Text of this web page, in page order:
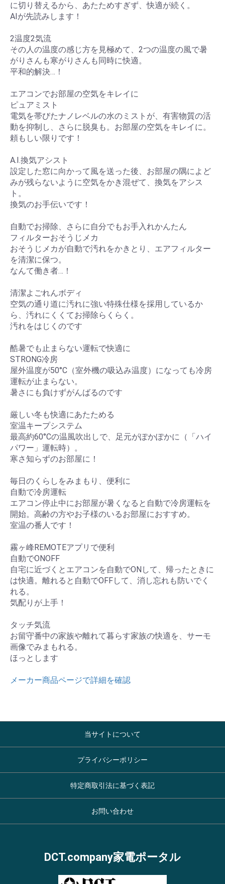
に切り替えるから、あたためすぎず、快適が続く。
AIが先読みします！
2温度2気流
その人の温度の感じ方を見極めて、2つの温度の風で暑
がりさんも寒がりさんも同時に快適。
平和的解決…！
エアコンでお部屋の空気をキレイに
ピュアミスト
電気を帯びたナノレベルの水のミストが、有害物質の活
動を抑制し、さらに脱臭も。お部屋の空気をキレイに。
頼もしい限りです！
A.I.換気アシスト
設定した窓に向かって風を送った後、お部屋の隅によど
みが残らないように空気をかき混ぜて、換気をアシス
ト。
換気のお手伝いです！
自動でお掃除、さらに自分でもお手入れかんたん
フィルターおそうじメカ
おそうじメカが自動で汚れをかきとり、エアフィルター
を清潔に保つ。
なんて働き者…！
清潔よごれんボディ
空気の通り道に汚れに強い特殊仕様を採用しているか
ら、汚れにくくてお掃除らくらく。
汚れをはじくのです
酷暑でも止まらない運転で快適に
STRONG冷房
屋外温度が50°C（室外機の吸込み温度）になっても冷房
運転が止まらない。
暑さにも負けずがんばるのです
厳しい冬も快適にあたためる
室温キープシステム
最高約60°Cの温風吹出しで、足元がぽかぽかに（「ハイ
パワー」運転時）。
寒さ知らずのお部屋に！
毎日のくらしをみまもり、便利に
自動で冷房運転
エアコン停止中にお部屋が暑くなると自動で冷房運転を
開始。高齢の方やお子様のいるお部屋におすすめ。
室温の番人です！
霧ヶ峰REMOTEアプリで便利
自動でONOFF
自宅に近づくとエアコンを自動でONして、帰ったときに
は快適。離れると自動でOFFして、消し忘れも防いでく
れる。
気配りが上手！
タッチ気流
お留守番中の家族や離れて暮らす家族の快適を、サーモ
画像でみまもれる。
ほっとします
メーカー商品ページで詳細を確認
当サイトについて
プライバシーポリシー
特定商取引法に基づく表記
お問い合わせ
DCT.company家電ポータル